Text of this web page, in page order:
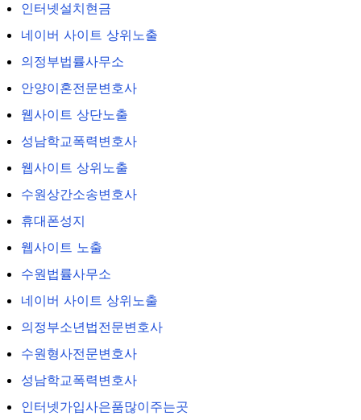
인터넷설치현금
네이버 사이트 상위노출
의정부법률사무소
안양이혼전문변호사
웹사이트 상단노출
성남학교폭력변호사
웹사이트 상위노출
수원상간소송변호사
휴대폰성지
웹사이트 노출
수원법률사무소
네이버 사이트 상위노출
의정부소년법전문변호사
수원형사전문변호사
성남학교폭력변호사
인터넷가입사은품많이주는곳